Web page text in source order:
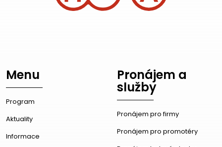
Menu
Program
Aktuality
Informace
Pronájem a
služby
Pronájem pro firmy
Pronájem pro promotéry